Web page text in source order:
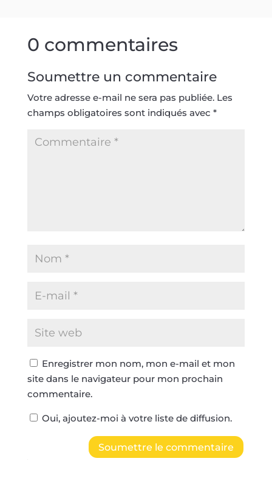
0 commentaires
Soumettre un commentaire
Votre adresse e-mail ne sera pas publiée. Les
champs obligatoires sont indiqués avec *
Enregistrer mon nom, mon e-mail et mon
site dans le navigateur pour mon prochain
commentaire.
Oui, ajoutez-moi à votre liste de diffusion.
Soumettre le commentaire